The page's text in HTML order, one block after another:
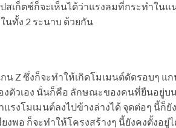
สเก็ตช์ก็จะเห็นได้ว่าแรงลมที่กระทำใ
นทั้ง 2 ระนาบ ด้วยกัน
Z ซึ่งก็จะทำให้เกิดโมเมนต์ดัดรอบๆ แ
องตัวเอง นั่นก็คือ ลักษณะของคนที่ยืนอยู่
รงโมเมนต์ลงไปข้างล่างได้ จุดต่อๆ นี้ก็
งพอ ก็จะทำให้โครงสร้างๆ นี้ยังคงตั้งอ